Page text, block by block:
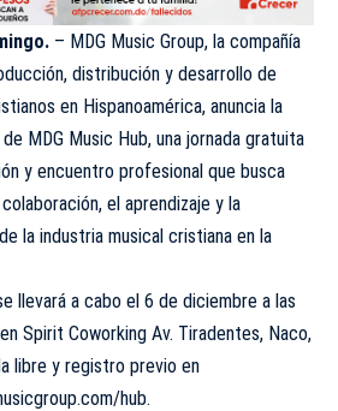
– MDG Music Group, la compañía
distribución y desarrollo de
en Hispanoamérica, anuncia la
MDG Music Hub, una jornada gratuita
y encuentro profesional que busca
el aprendizaje y la
la industria musical cristiana en la
llevará a cabo el 6 de diciembre a las
Spirit Coworking Av. Tiradentes, Naco,
libre y registro previo en
hub.